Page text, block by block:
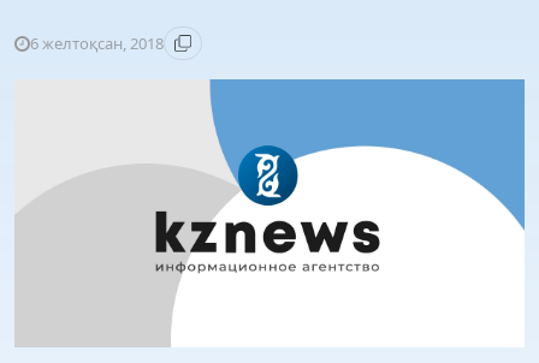
6 желтоқсан, 2018